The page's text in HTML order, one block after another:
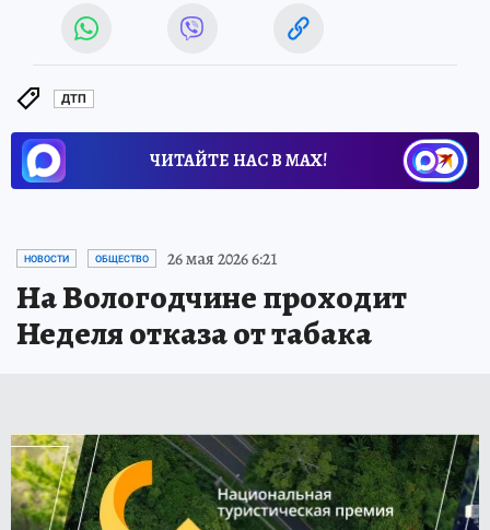
ДТП
ЧИТАЙТЕ НАС В МАХ!
НОВОСТИ ОБЩЕСТВО 26 мая 2026 6:21
На Вологодчине проходит
Неделя отказа от табака